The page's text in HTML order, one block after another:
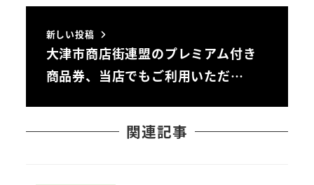
新しい投稿
大津市商店街連盟のプレミアム付き
商品券、当店でもご利用いただ…
関連記事